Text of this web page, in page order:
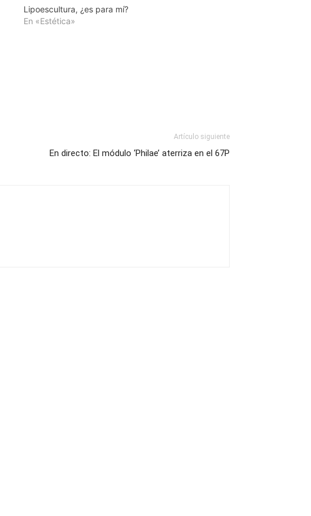
Lipoescultura, ¿es para mí?
En «Estética»
Artículo siguiente
En directo: El módulo ‘Philae’ aterriza en el 67P